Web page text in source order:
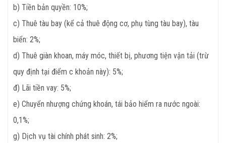
b) Tiền bản quyền: 10%;
c) Thuê tàu bay (kể cả thuê động cơ, phụ tùng tàu bay), tàu
biển: 2%;
d) Thuê giàn khoan, máy móc, thiết bị, phương tiện vận tải (trừ
quy định tại điểm c khoản này): 5%;
đ) Lãi tiền vay: 5%;
e) Chuyển nhượng chứng khoán, tái bảo hiểm ra nước ngoài:
0,1%;
g) Dịch vụ tài chính phát sinh: 2%;